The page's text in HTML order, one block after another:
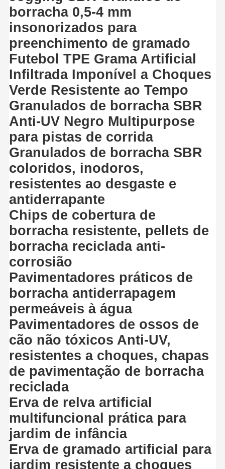
borracha 0,5-4 mm
insonorizados para
preenchimento de gramado
Futebol TPE Grama Artificial
Infiltrada Imponível a Choques
Verde Resistente ao Tempo
Granulados de borracha SBR
Anti-UV Negro Multipurpose
para pistas de corrida
Granulados de borracha SBR
coloridos, inodoros,
resistentes ao desgaste e
antiderrapante
Chips de cobertura de
borracha resistente, pellets de
borracha reciclada anti-
corrosião
Pavimentadores práticos de
borracha antiderrapagem
permeáveis à água
Pavimentadores de ossos de
cão não tóxicos Anti-UV,
resistentes a choques, chapas
de pavimentação de borracha
reciclada
Erva de relva artificial
multifuncional prática para
jardim de infância
Erva de gramado artificial para
jardim resistente a choques